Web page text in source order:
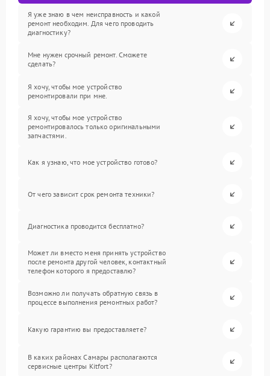
Я уже знаю в чем неисправность и какой
ремонт необходим. Для чего проводить
диагностику?
Мне нужен срочный ремонт. Сможете
сделать?
Я хочу, чтобы мое устройство
ремонтировали при мне.
Я хочу, чтобы мое устройство
ремонтировалось только оригинальными
запчастями.
Как я узнаю, что мое устройство готово?
От чего зависит срок ремонта техники?
Диагностика проводится бесплатно?
Может ли вместо меня принять устройство
после ремонта другой человек, контактный
телефон которого я предоставлю?
Возможно ли получать обратную связь в
процессе выполнения ремонтных работ?
Какую гарантию вы предоставляете?
В каких районах Самары располагаются
сервисные центры Kitfort?